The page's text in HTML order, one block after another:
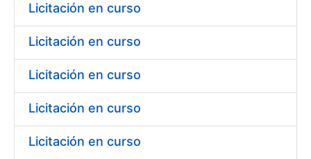
Licitación en curso
Licitación en curso
Licitación en curso
Licitación en curso
Licitación en curso